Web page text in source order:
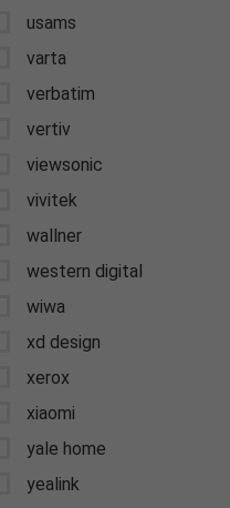
usams
varta
verbatim
vertiv
viewsonic
vivitek
wallner
western digital
wiwa
xd design
xerox
xiaomi
yale home
yealink